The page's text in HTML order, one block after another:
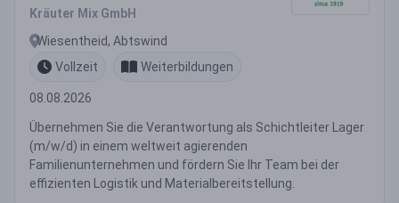
Kräuter Mix GmbH
Wiesentheid, Abtswind
Vollzeit
Weiterbildungen
08.08.2026
Übernehmen Sie die Verantwortung als Schichtleiter Lager
(m/w/d) in einem weltweit agierenden
Familienunternehmen und fördern Sie Ihr Team bei der
effizienten Logistik und Materialbereitstellung.